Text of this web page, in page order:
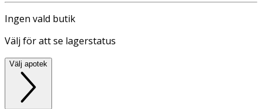
Ingen vald butik
Välj för att se lagerstatus
Välj apotek